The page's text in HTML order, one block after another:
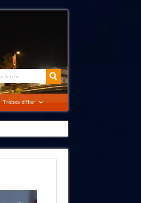
Trèbes d’Hier